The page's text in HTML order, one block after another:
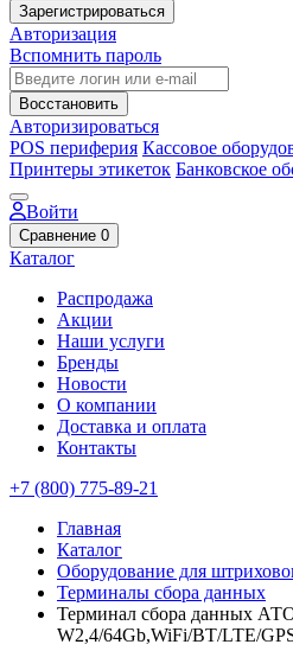
Зарегистрироваться
Авторизация
Вспомнить пароль
Восстановить
Авторизироваться
POS периферия Кассовое
Принтеры этикеток Банковское
Войти
Сравнение 0
Каталог
Распродажа
Акции
Наши услуги
Бренды
Новости
О компании
Доставка и оплата
Контакты
+7 (800) 775-89-21
Главная
Каталог
Оборудование для
Терминалы сбора данных
Терминал сбора данных
W2,4/64Gb,WiFi/BT/LTE/